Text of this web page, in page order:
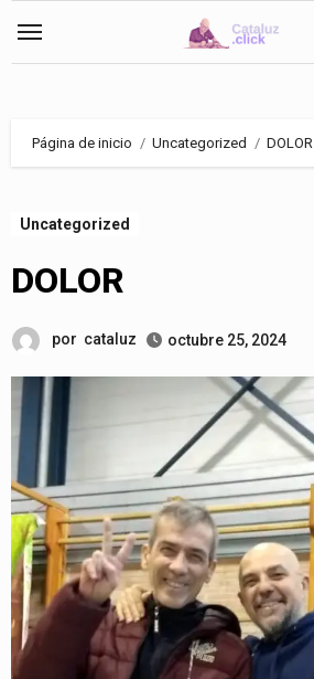
Página de inicio Uncategorized DOLOR
Uncategorized
DOLOR
por cataluz octubre 25, 2024